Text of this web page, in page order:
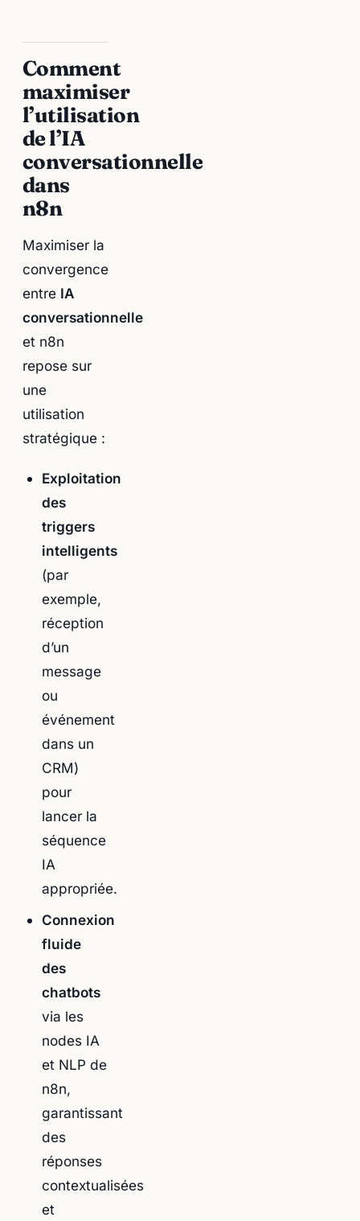
Comment
maximiser
l’utilisation
de l’IA
conversationnelle
dans
n8n
Maximiser la
convergence
entre IA
conversationnelle
et n8n
repose sur
une
utilisation
stratégique :
Exploitation
des
triggers
intelligents
(par
exemple,
réception
d’un
message
ou
événement
dans un
CRM)
pour
lancer la
séquence
IA
appropriée.
Connexion
fluide
des
chatbots
via les
nodes IA
et NLP de
n8n,
garantissant
des
réponses
contextualisées
et